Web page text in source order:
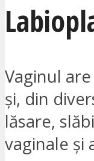
Vaginul
și, din
lăsare,
vaginale și